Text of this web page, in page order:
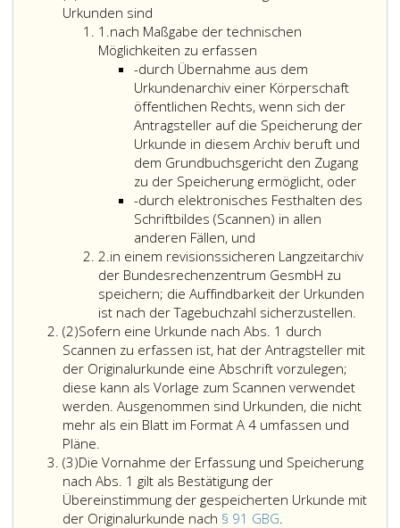
eins
Urkunden sind
1.Ziffer
eins
nach Maßgabe der technischen
Möglichkeiten zu erfassen
-Strichaufzählung
durch Übernahme aus dem
Urkundenarchiv einer Körperschaft
öffentlichen Rechts, wenn sich der
Antragsteller auf die Speicherung der
Urkunde in diesem Archiv beruft und
dem Grundbuchsgericht den Zugang
zu der Speicherung ermöglicht, oder
-Strichaufzählung
durch elektronisches Festhalten des
Schriftbildes (Scannen) in allen
anderen Fällen, und
2.Ziffer
2
in einem revisionssicheren Langzeitarchiv
der Bundesrechenzentrum GesmbH zu
speichern; die Auffindbarkeit der Urkunden
ist nach der Tagebuchzahl sicherzustellen.
(2)Absatz
2
Sofern eine Urkunde nach Abs. 1 durch
Scannen zu erfassen ist, hat der Antragsteller mit
der Originalurkunde eine Abschrift vorzulegen;
diese kann als Vorlage zum Scannen verwendet
werden. Ausgenommen sind Urkunden, die nicht
mehr als ein Blatt im Format A 4 umfassen und
Pläne.
eine
Urkunde
nach
Absatz
(3)Absatz
3
Die Vornahme der Erfassung und Speicherung
nach Abs. 1 gilt als Bestätigung der
Übereinstimmung der gespeicherten Urkunde mit
der Originalurkunde nach § 91 GBG.